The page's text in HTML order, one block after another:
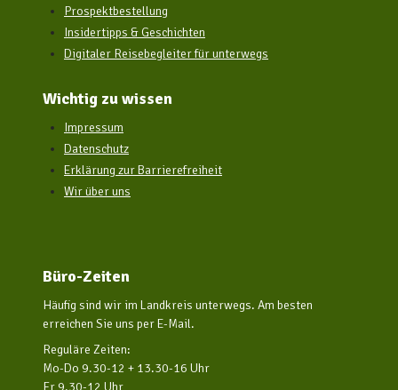
Prospektbestellung
Insidertipps & Geschichten
Digitaler Reisebegleiter für unterwegs
Wichtig zu wissen
Impressum
Datenschutz
Erklärung zur Barrierefreiheit
Wir über uns
Büro-Zeiten
Häufig sind wir im Landkreis unterwegs. Am besten
erreichen Sie uns per E-Mail.
Reguläre Zeiten:
Mo-Do 9.30-12 + 13.30-16 Uhr